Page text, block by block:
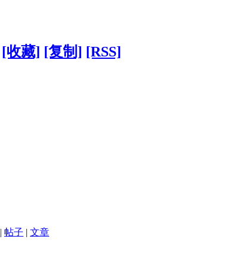
[收藏] [复制] [RSS]
| 帖子 | 文章